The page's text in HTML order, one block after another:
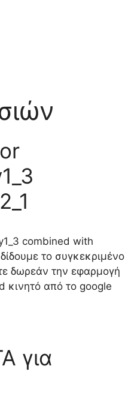
combined with
το συγκεκριμένο
δωρεάν την εφαρμογή
κινητό από το google
για